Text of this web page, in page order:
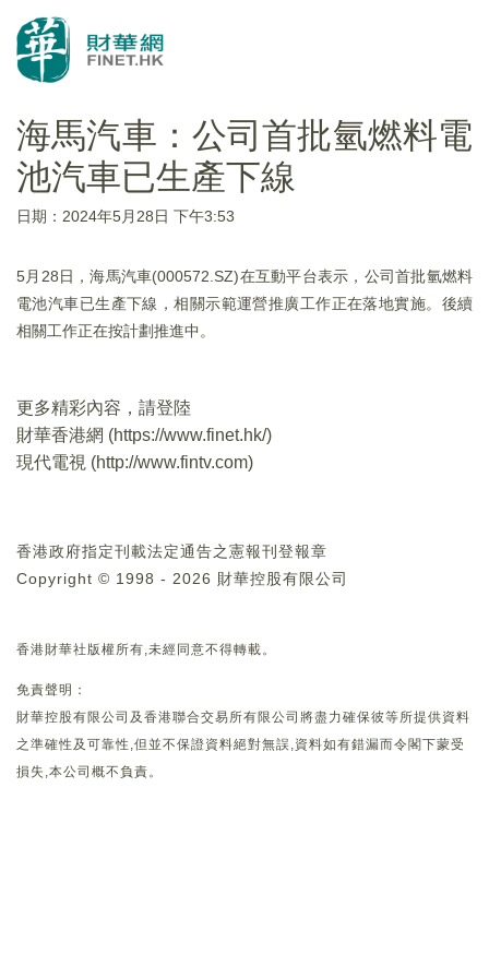
海馬汽車：公司首批氫燃料電
池汽車已生產下線
日期：2024年5月28日 下午3:53
5月28日，海馬汽車(000572.SZ)在互動平台表示，公司首批氫燃料
電池汽車已生產下線，相關示範運營推廣工作正在落地實施。後續
相關工作正在按計劃推進中。
更多精彩內容，請登陸
財華香港網 (https://www.finet.hk/)
現代電視 (http://www.fintv.com)
香港政府指定刊載法定通告之憲報刊登報章
Copyright © 1998 - 2026 財華控股有限公司
香港財華社版權所有,未經同意不得轉載。
免責聲明：
財華控股有限公司及香港聯合交易所有限公司將盡力確保彼等所提供資料
之準確性及可靠性,但並不保證資料絕對無誤,資料如有錯漏而令閣下蒙受
損失,本公司概不負責。